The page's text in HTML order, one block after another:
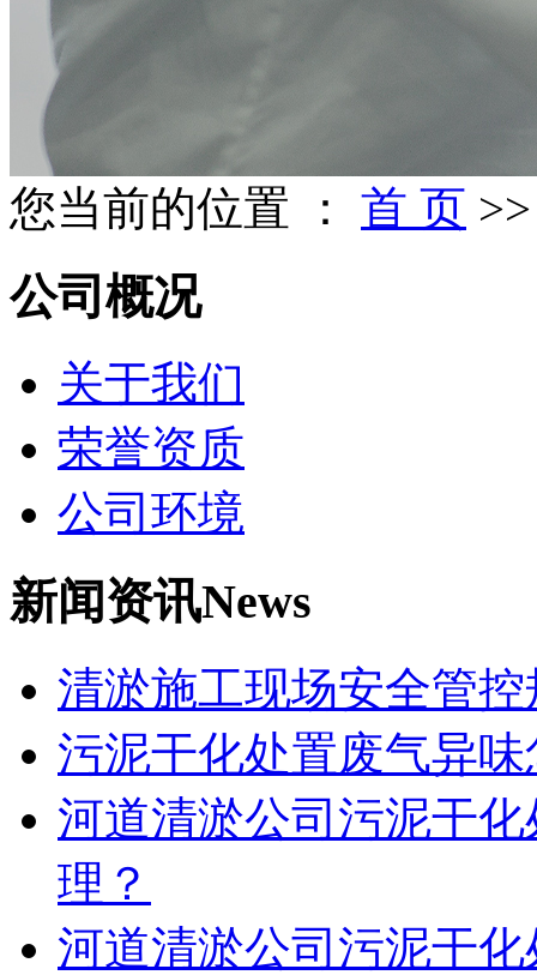
您当前的位置 ： 首 页
公司概况
关于我们
荣誉资质
公司环境
新闻资讯News
清淤施工现场安全管
污泥干化处置废气异
河道清淤公司污泥干
理？
河道清淤公司污泥干